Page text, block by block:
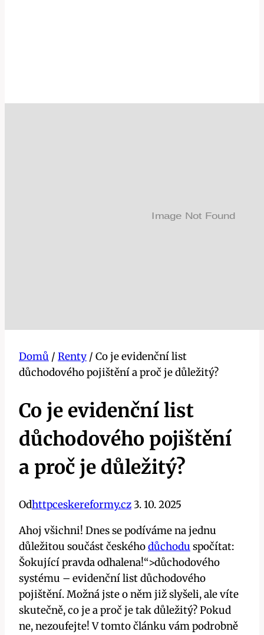
Domů / Renty / Co je evidenční list
důchodového pojištění a proč je důležitý?
Co je evidenční list
důchodového pojištění
a proč je důležitý?
Odhttpceskereformy.cz3. 10. 2025
Ahoj všichni! Dnes se podíváme na jednu
důležitou součást českéhodůchodu spočítat:
Šokující pravda odhalena!“>důchodového
systému – evidenční list důchodového
pojištění. Možná jste o něm již slyšeli, ale víte
skutečně, co je a proč je tak důležitý? Pokud
ne, nezoufejte! V tomto článku vám podrobně